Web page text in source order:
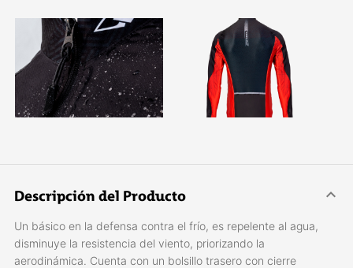
Descripción del Producto
Un básico en la defensa contra el frío, es repelente al agua,
disminuye la resistencia del viento, priorizando la
aerodinámica. Cuenta con un bolsillo trasero con cierre